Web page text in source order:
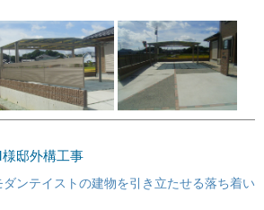
邸外構工事
ンテイストの建物を引き立たせる落ち着い